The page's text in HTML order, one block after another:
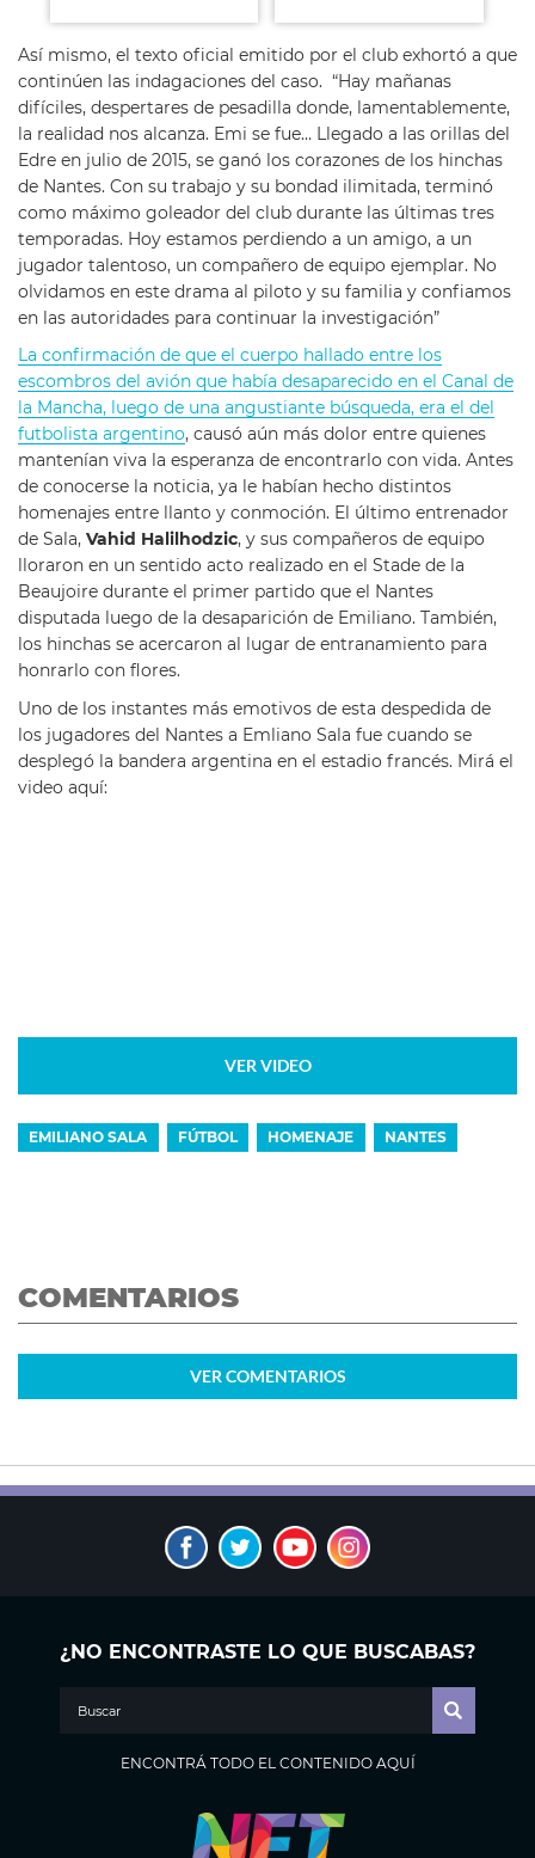
Así mismo, el texto oficial emitido por el club exhortó a que
continúen las indagaciones del caso. “Hay mañanas
difíciles, despertares de pesadilla donde, lamentablemente,
la realidad nos alcanza. Emi se fue… Llegado a las orillas del
Edre en julio de 2015, se ganó los corazones de los hinchas
de Nantes. Con su trabajo y su bondad ilimitada, terminó
como máximo goleador del club durante las últimas tres
temporadas. Hoy estamos perdiendo a un amigo, a un
jugador talentoso, un compañero de equipo ejemplar. No
olvidamos en este drama al piloto y su familia y confiamos
en las autoridades para continuar la investigación”
La confirmación de que el cuerpo hallado entre los
escombros del avión que había desaparecido en el Canal de
la Mancha, luego de una angustiante búsqueda, era el del
futbolista argentino, causó aún más dolor entre quienes
mantenían viva la esperanza de encontrarlo con vida. Antes
de conocerse la noticia, ya le habían hecho distintos
homenajes entre llanto y conmoción. El último entrenador
de Sala, Vahid Halilhodzic, y sus compañeros de equipo
lloraron en un sentido acto realizado en el Stade de la
Beaujoire durante el primer partido que el Nantes
disputada luego de la desaparición de Emiliano. También,
los hinchas se acercaron al lugar de entranamiento para
honrarlo con flores.
Uno de los instantes más emotivos de esta despedida de
los jugadores del Nantes a Emliano Sala fue cuando se
desplegó la bandera argentina en el estadio francés. Mirá el
video aquí:
VER VIDEO
EMILIANO SALA FÚTBOL HOMENAJE NANTES
COMENTARIOS
VER COMENTARIOS
¿NO ENCONTRASTE LO QUE BUSCABAS?
ENCONTRÁ TODO EL CONTENIDO AQUÍ